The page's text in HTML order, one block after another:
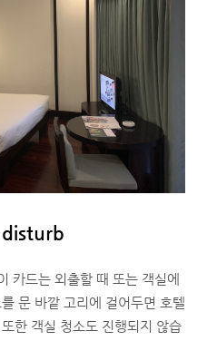
카드는 외출할 때 또는 객실에
문 바깥 고리에 걸어두면 호텔
한 객실 청소도 진행되지 않습